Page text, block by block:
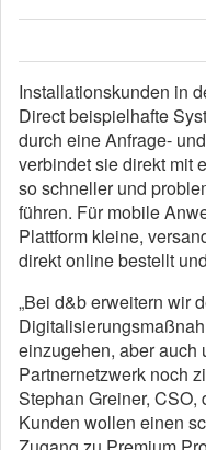
Installationskunden in
Direct beispielhafte
durch eine Anfrage-
verbindet sie direkt mit
so schneller und
führen. Für mobile
Plattform kleine,
direkt online bestellt
„Bei d&b erweitern wir
einzugehen, aber auch
Partnernetzwerk noch
Stephan Greiner, CSO,
Kunden wollen einen